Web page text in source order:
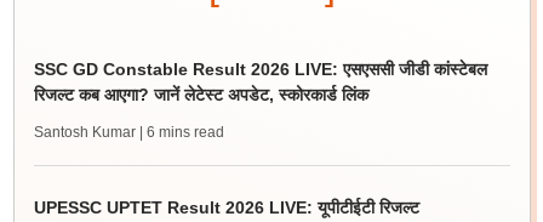
SSC GD Constable Result 2026 LIVE: एसएससी जीडी कांस्टेबल
रिजल्ट कब आएगा? जानें लेटेस्ट अपडेट, स्कोरकार्ड लिंक
Santosh Kumar | 6 mins read
UPESSC UPTET Result 2026 LIVE: यूपीटीईटी रिजल्ट